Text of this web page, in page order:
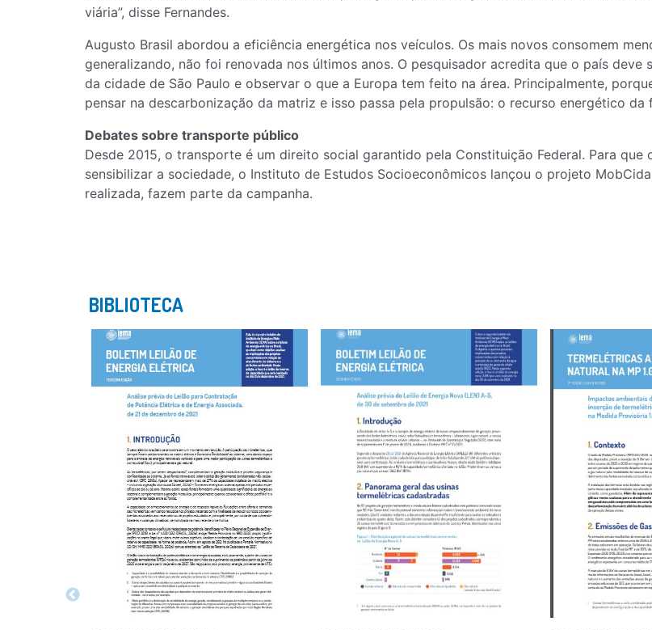
viária”, disse Fernandes.
Augusto Brasil abordou a eficiência energética nos veículos. Os mais novos consomem
generalizando, não foi renovada nos últimos anos. O pesquisador acredita que o país
da cidade de São Paulo e observar o que a Europa tem feito na área. Principalmente,
pensar na descarbonização da matriz e isso passa pela propulsão: o recurso energético da
Debates sobre transporte público
Desde 2015, o transporte é um direito social garantido pela Constituição Federal. Para
sensibilizar a sociedade, o Instituto de Estudos Socioeconômicos lançou o projeto
realizada, fazem parte da campanha.
BIBLIOTECA